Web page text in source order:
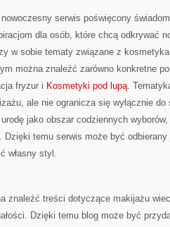
serwis poświęcony
dla osób, które chcą odkrywać
w sobie tematy związane z
można znaleźć zarówno konkretne
fryzur i Kosmetyki pod lupą.
ale nie ogranicza się wyłącznie
jako obszar codziennych
Dzięki temu serwis może być
własny styl.
znaleźć treści dotyczące makijażu
Dzięki temu blog może być